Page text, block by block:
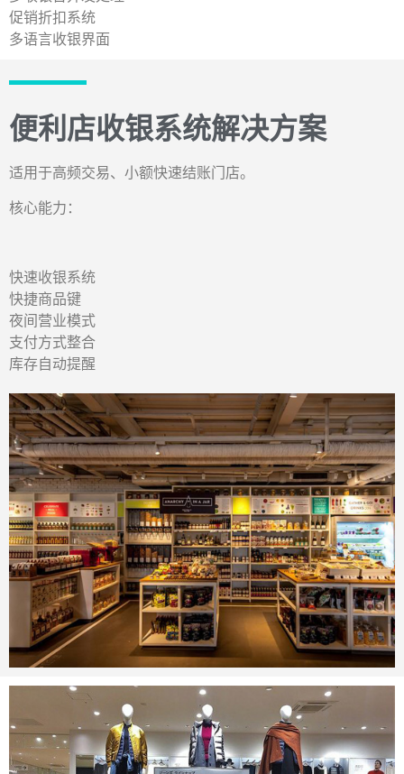
促销折扣系统
多语言收银界面
便利店收银系统解决方案
适用于高频交易、小额快速结账门店。
核心能力：
快速收银系统
快捷商品键
夜间营业模式
支付方式整合
库存自动提醒